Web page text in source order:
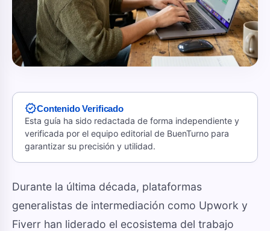
verifiedContenido Verificado
Esta guía ha sido redactada de forma independiente y
verificada por el equipo editorial de BuenTurno para
garantizar su precisión y utilidad.
Durante la última década, plataformas
generalistas de intermediación como Upwork y
Fiverr han liderado el ecosistema del trabajo